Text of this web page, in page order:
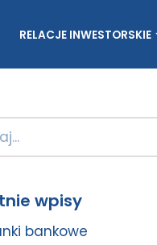
RELACJE INWESTORSKIE
wpisy
bankowe